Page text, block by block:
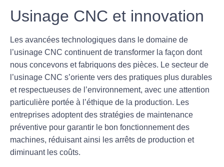
Usinage CNC et innovation
Les avancées technologiques dans le domaine de
l’usinage CNC continuent de transformer la façon dont
nous concevons et fabriquons des pièces. Le secteur de
l’usinage CNC s’oriente vers des pratiques plus durables
et respectueuses de l’environnement, avec une attention
particulière portée à l’éthique de la production. Les
entreprises adoptent des stratégies de maintenance
préventive pour garantir le bon fonctionnement des
machines, réduisant ainsi les arrêts de production et
diminuant les coûts.